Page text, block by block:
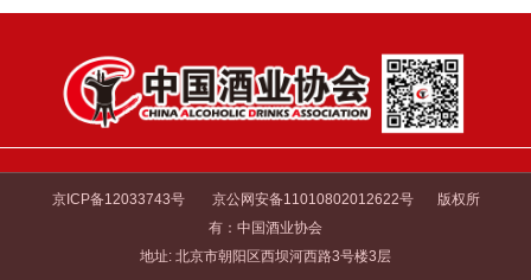
京ICP备12033743号 京公网安备11010802012622号
版权所
有：中国酒业协会
地址: 北京市朝阳区西坝河西路3号楼3层